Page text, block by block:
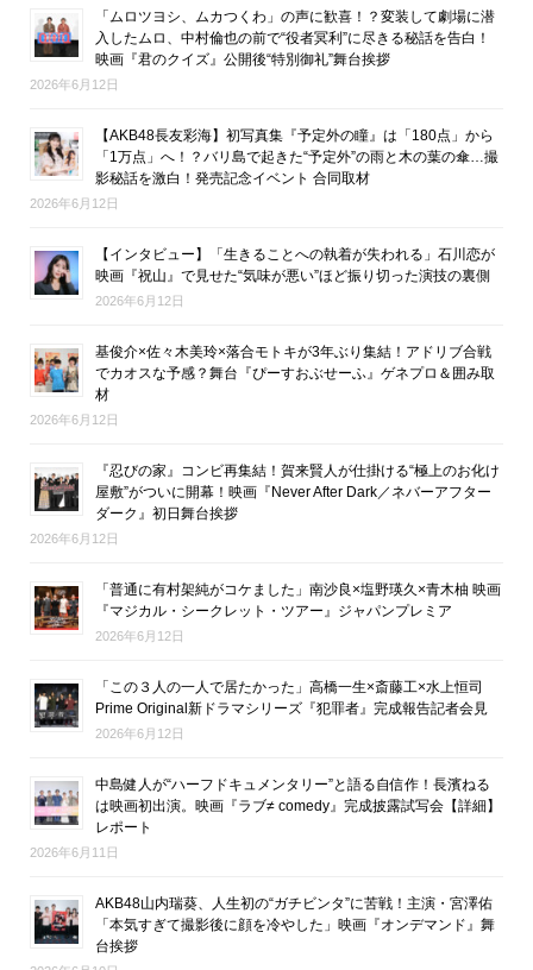
「ムロツヨシ、ムカつくわ」の声に歓喜！？変装して劇場に潜
入したムロ、中村倫也の前で“役者冥利”に尽きる秘話を告白！
映画『君のクイズ』公開後“特別御礼”舞台挨拶
2026年6月12日
【AKB48長友彩海】初写真集『予定外の瞳』は「180点」から
「1万点」へ！？バリ島で起きた“予定外”の雨と木の葉の傘…撮
影秘話を激白！発売記念イベント 合同取材
2026年6月12日
【インタビュー】「生きることへの執着が失われる」石川恋が
映画『祝山』で見せた“気味が悪い”ほど振り切った演技の裏側
2026年6月12日
基俊介×佐々木美玲×落合モトキが3年ぶり集結！アドリブ合戦
でカオスな予感？舞台『ぴーすおぶせーふ』ゲネプロ＆囲み取
材
2026年6月12日
『忍びの家』コンビ再集結！賀来賢人が仕掛ける“極上のお化け
屋敷”がついに開幕！映画『Never After Dark／ネバーアフター
ダーク』初日舞台挨拶
2026年6月12日
「普通に有村架純がコケました」南沙良×塩野瑛久×青木柚 映画
『マジカル・シークレット・ツアー』ジャパンプレミア
2026年6月12日
「この３人の一人で居たかった」高橋一生×斎藤工×水上恒司
Prime Original新ドラマシリーズ『犯罪者』完成報告記者会見
2026年6月12日
中島健人が“ハーフドキュメンタリー”と語る自信作！長濱ねる
は映画初出演。映画『ラブ≠ comedy』完成披露試写会【詳細】
レポート
2026年6月11日
AKB48山内瑞葵、人生初の“ガチビンタ”に苦戦！主演・宮澤佑
「本気すぎて撮影後に顔を冷やした」映画『オンデマンド』舞
台挨拶